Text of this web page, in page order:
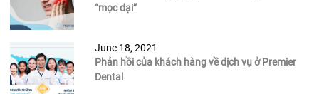
“mọc dại”
June 18, 2021
Phản hồi của khách hàng về dịch vụ ở Premier
Dental